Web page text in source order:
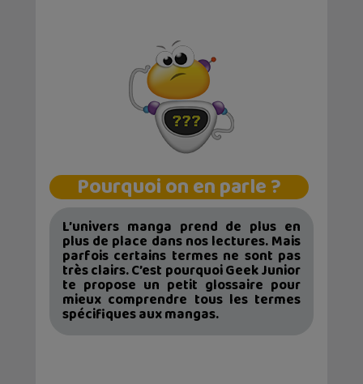
Pourquoi on en parle ?
L’univers manga prend de plus en
plus de place dans nos lectures. Mais
parfois certains termes ne sont pas
très clairs. C’est pourquoi Geek Junior
te propose un petit glossaire pour
mieux comprendre tous les termes
spécifiques aux mangas.